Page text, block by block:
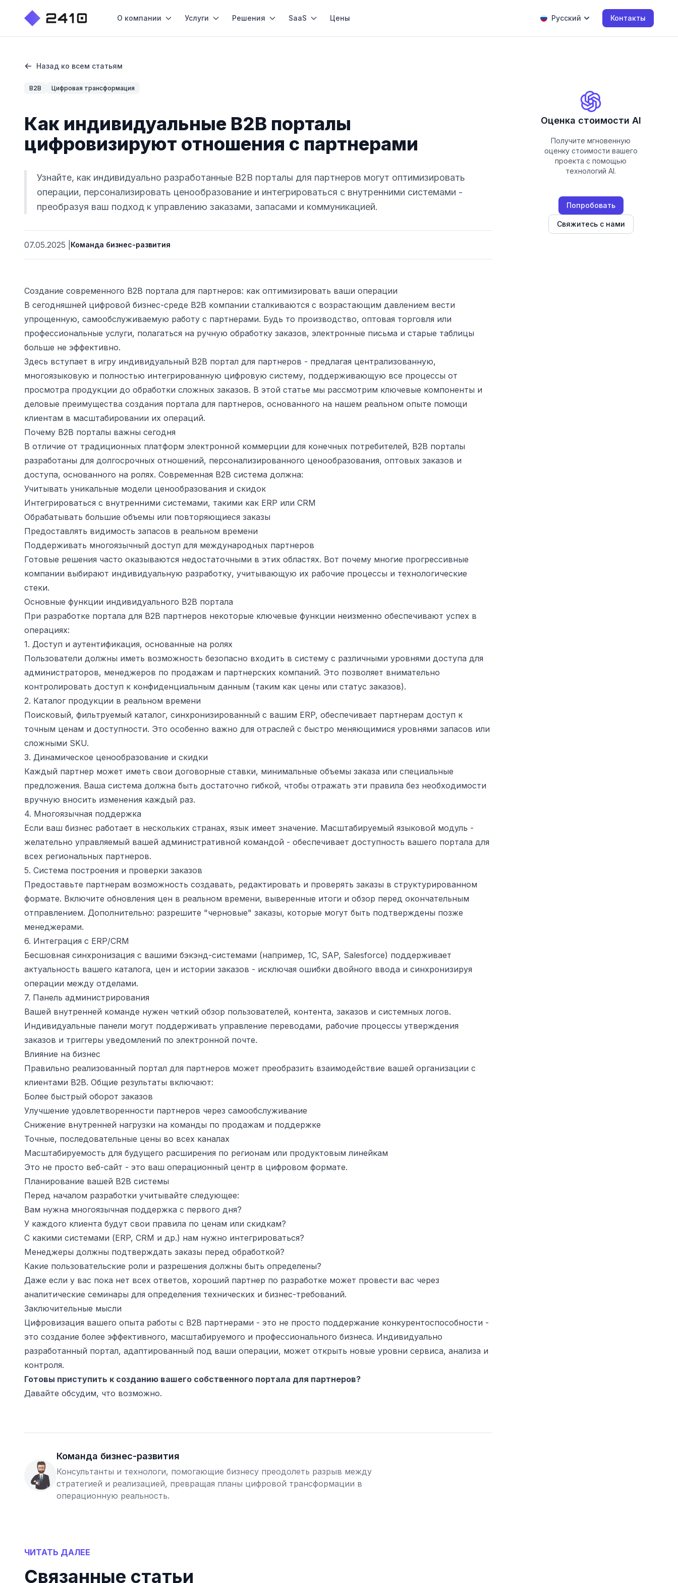
О компании Услуги Решения SaaS Цены Русский Контакты
Назад ко всем статьям
B2B Цифровая трансформация
Как индивидуальные B2B порталы
цифровизируют отношения с партнерами
Узнайте, как индивидуально разработанные B2B порталы для партнеров могут оптимизировать
операции, персонализировать ценообразование и интегрироваться с внутренними системами -
преобразуя ваш подход к управлению заказами, запасами и коммуникацией.
07.05.2025 Команда бизнес-развития
Создание современного B2B портала для партнеров: как оптимизировать ваши операции
В сегодняшней цифровой бизнес-среде B2B компании сталкиваются с возрастающим давлением вести
упрощенную, самообслуживаемую работу с партнерами. Будь то производство, оптовая торговля или
профессиональные услуги, полагаться на ручную обработку заказов, электронные письма и старые таблицы
больше не эффективно.
Здесь вступает в игру индивидуальный B2B портал для партнеров - предлагая централизованную,
многоязыковую и полностью интегрированную цифровую систему, поддерживающую все процессы от
просмотра продукции до обработки сложных заказов. В этой статье мы рассмотрим ключевые компоненты и
деловые преимущества создания портала для партнеров, основанного на нашем реальном опыте помощи
клиентам в масштабировании их операций.
Почему B2B порталы важны сегодня
В отличие от традиционных платформ электронной коммерции для конечных потребителей, B2B порталы
разработаны для долгосрочных отношений, персонализированного ценообразования, оптовых заказов и
доступа, основанного на ролях. Современная B2B система должна:
Учитывать уникальные модели ценообразования и скидок
Интегрироваться с внутренними системами, такими как ERP или CRM
Обрабатывать большие объемы или повторяющиеся заказы
Предоставлять видимость запасов в реальном времени
Поддерживать многоязычный доступ для международных партнеров
Готовые решения часто оказываются недостаточными в этих областях. Вот почему многие прогрессивные
компании выбирают индивидуальную разработку, учитывающую их рабочие процессы и технологические
стеки.
Основные функции индивидуального B2B портала
При разработке портала для B2B партнеров некоторые ключевые функции неизменно обеспечивают успех в
операциях:
1. Доступ и аутентификация, основанные на ролях
Пользователи должны иметь возможность безопасно входить в систему с различными уровнями доступа для
администраторов, менеджеров по продажам и партнерских компаний. Это позволяет внимательно
контролировать доступ к конфиденциальным данным (таким как цены или статус заказов).
2. Каталог продукции в реальном времени
Поисковый, фильтруемый каталог, синхронизированный с вашим ERP, обеспечивает партнерам доступ к
точным ценам и доступности. Это особенно важно для отраслей с быстро меняющимися уровнями запасов или
сложными SKU.
3. Динамическое ценообразование и скидки
Каждый партнер может иметь свои договорные ставки, минимальные объемы заказа или специальные
предложения. Ваша система должна быть достаточно гибкой, чтобы отражать эти правила без необходимости
вручную вносить изменения каждый раз.
4. Многоязычная поддержка
Если ваш бизнес работает в нескольких странах, язык имеет значение. Масштабируемый языковой модуль -
желательно управляемый вашей административной командой - обеспечивает доступность вашего портала для
всех региональных партнеров.
5. Система построения и проверки заказов
Предоставьте партнерам возможность создавать, редактировать и проверять заказы в структурированном
формате. Включите обновления цен в реальном времени, выверенные итоги и обзор перед окончательным
отправлением. Дополнительно: разрешите "черновые" заказы, которые могут быть подтверждены позже
менеджерами.
6. Интеграция с ERP/CRM
Бесшовная синхронизация с вашими бэкэнд-системами (например, 1С, SAP, Salesforce) поддерживает
актуальность вашего каталога, цен и истории заказов - исключая ошибки двойного ввода и синхронизируя
операции между отделами.
7. Панель администрирования
Вашей внутренней команде нужен четкий обзор пользователей, контента, заказов и системных логов.
Индивидуальные панели могут поддерживать управление переводами, рабочие процессы утверждения
заказов и триггеры уведомлений по электронной почте.
Влияние на бизнес
Правильно реализованный портал для партнеров может преобразить взаимодействие вашей организации с
клиентами B2B. Общие результаты включают:
Более быстрый оборот заказов
Улучшение удовлетворенности партнеров через самообслуживание
Снижение внутренней нагрузки на команды по продажам и поддержке
Точные, последовательные цены во всех каналах
Масштабируемость для будущего расширения по регионам или продуктовым линейкам
Это не просто веб-сайт - это ваш операционный центр в цифровом формате.
Планирование вашей B2B системы
Перед началом разработки учитывайте следующее:
Вам нужна многоязычная поддержка с первого дня?
У каждого клиента будут свои правила по ценам или скидкам?
С какими системами (ERP, CRM и др.) нам нужно интегрироваться?
Менеджеры должны подтверждать заказы перед обработкой?
Какие пользовательские роли и разрешения должны быть определены?
Даже если у вас пока нет всех ответов, хороший партнер по разработке может провести вас через
аналитические семинары для определения технических и бизнес-требований.
Заключительные мысли
Цифровизация вашего опыта работы с B2B партнерами - это не просто поддержание конкурентоспособности -
это создание более эффективного, масштабируемого и профессионального бизнеса. Индивидуально
разработанный портал, адаптированный под ваши операции, может открыть новые уровни сервиса, анализа и
контроля.
Готовы приступить к созданию вашего собственного портала для партнеров?
Давайте обсудим, что возможно.
Команда бизнес-развития
Консультанты и технологи, помогающие бизнесу преодолеть разрыв между
стратегией и реализацией, превращая планы цифровой трансформации в
операционную реальность.
Оценка стоимости AI
Получите мгновенную
оценку стоимости вашего
проекта с помощью
технологий AI.
Попробовать
Свяжитесь с нами
ЧИТАТЬ ДАЛЕЕ
Связанные статьи